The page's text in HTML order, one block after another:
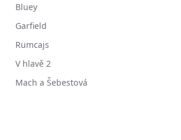
Bluey
Garfield
Rumcajs
V hlavě 2
Mach a Šebestová